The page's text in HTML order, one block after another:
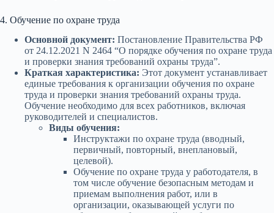
4. Обучение по охране труда
Основной документ: Постановление Правительства РФ
от 24.12.2021 N 2464 “О порядке обучения по охране труда
и проверки знания требований охраны труда”.
Краткая характеристика: Этот документ устанавливает
единые требования к организации обучения по охране
труда и проверки знания требований охраны труда.
Обучение необходимо для всех работников, включая
руководителей и специалистов.
Виды обучения:
Инструктажи по охране труда (вводный,
первичный, повторный, внеплановый,
целевой).
Обучение по охране труда у работодателя, в
том числе обучение безопасным методам и
приемам выполнения работ, или в
организации, оказывающей услуги по